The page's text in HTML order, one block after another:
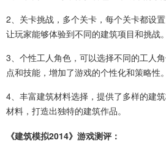
2、关卡挑战，多个关卡，每个关卡都设
让玩家能够体验到不同的建筑项目和挑战。
3、个性工人角色，可以选择不同的工人
点和技能，增加了游戏的个性化和策略性。
4、丰富建筑材料选择，提供了多样的建
材料，打造出独特的建筑作品。
《建筑模拟2014》游戏测评：